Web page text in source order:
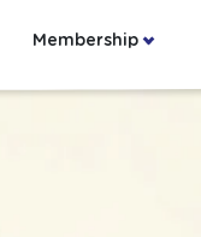
Membership